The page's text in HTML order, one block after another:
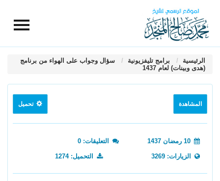
الرئيسية برامج تليفزيونية
سؤال وجواب على الهواء من برنامج
(هدى وبينات) لعام 1437
المشاهدة تحميل
التعليقات: 0
الزيارات: 3269 التحميل: 1274